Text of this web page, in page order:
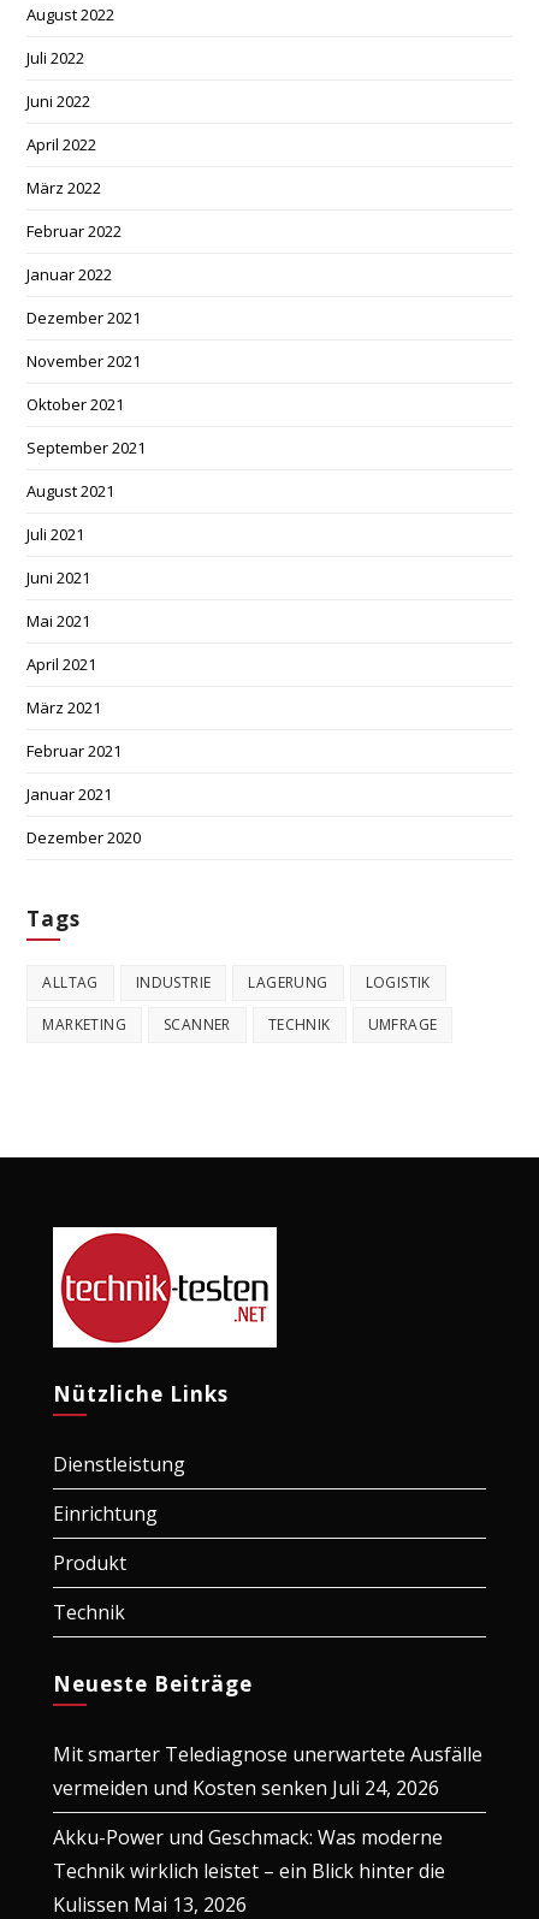
August 2022
Juli 2022
Juni 2022
April 2022
März 2022
Februar 2022
Januar 2022
Dezember 2021
November 2021
Oktober 2021
September 2021
August 2021
Juli 2021
Juni 2021
Mai 2021
April 2021
März 2021
Februar 2021
Januar 2021
Dezember 2020
Tags
ALLTAG INDUSTRIE LAGERUNG LOGISTIK
MARKETING SCANNER TECHNIK UMFRAGE
Nützliche Links
Dienstleistung
Einrichtung
Produkt
Technik
Neueste Beiträge
Mit smarter Telediagnose unerwartete Ausfälle
vermeiden und Kosten senken Juli 24, 2026
Akku-Power und Geschmack: Was moderne
Technik wirklich leistet – ein Blick hinter die
Kulissen Mai 13, 2026